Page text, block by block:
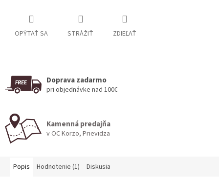
OPÝTAŤ SA STRÁŽIŤ ZDIEĽAŤ
Doprava zadarmo
pri objednávke nad 100€
Kamenná predajňa
v OC Korzo, Prievidza
Popis Hodnotenie (1) Diskusia